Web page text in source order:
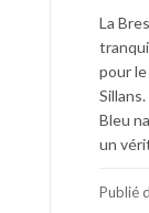
La
pour
Bleu
un
Publié